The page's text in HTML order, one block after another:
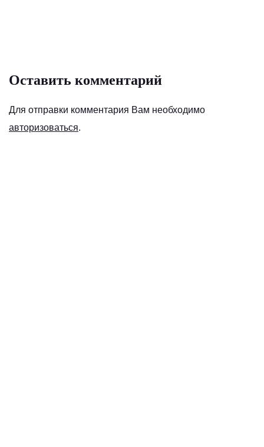
Оставить комментарий
Для отправки комментария Вам необходимо
авторизоваться.